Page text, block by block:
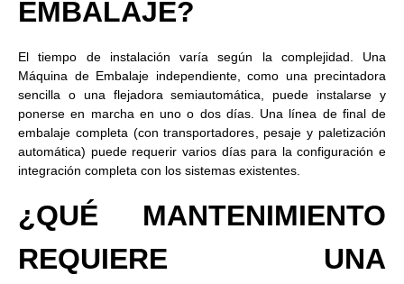
EMBALAJE?
El tiempo de instalación varía según la complejidad. Una
Máquina de Embalaje independiente, como una precintadora
sencilla o una flejadora semiautomática, puede instalarse y
ponerse en marcha en uno o dos días. Una línea de final de
embalaje completa (con transportadores, pesaje y paletización
automática) puede requerir varios días para la configuración e
integración completa con los sistemas existentes.
¿QUÉ MANTENIMIENTO
REQUIERE UNA